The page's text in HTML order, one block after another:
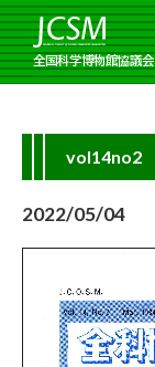
全国科学博物館協議会
vol14no2
2022/05/04